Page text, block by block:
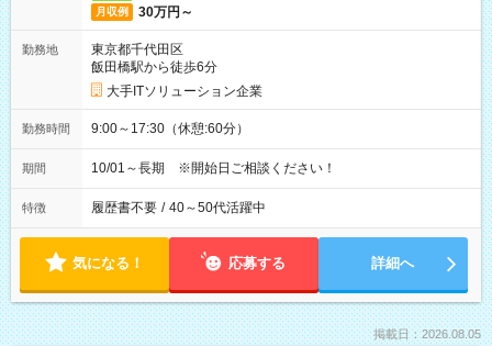
月収例 30万円～
勤務地
東京都千代田区
飯田橋駅から徒歩6分
大手ITソリューション企業
勤務時間 9:00～17:30（休憩:60分）
期間 10/01～長期 ※開始日ご相談ください！
特徴 履歴書不要 / 40～50代活躍中
気になる！ 応募する 詳細へ
掲載日：2026.08.05